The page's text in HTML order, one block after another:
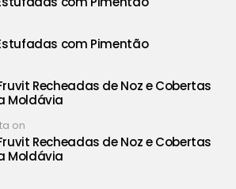
com Pimentão
Recheadas de Noz e Cobertas
Moldávia
on
Recheadas de Noz e Cobertas
Moldávia